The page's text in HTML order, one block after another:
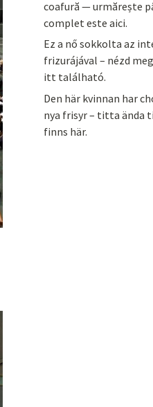
coafură — urmărește
complet este aici.
Ez a nő sokkolta az
frizurájával – nézd
itt található.
Den här kvinnan har
nya frisyr – titta ända
finns här.